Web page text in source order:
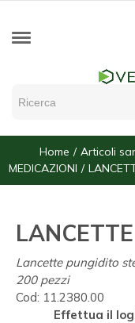
Home Articoli
MEDICAZIONI
Lancette pungidito
200 pezzi
Cod: 11.2380.00
Effettua il